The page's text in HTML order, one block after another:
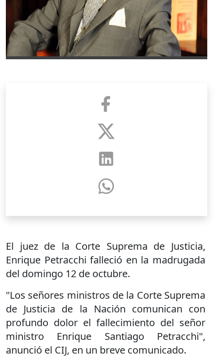
El juez de la Corte Suprema de Justicia,
Enrique Petracchi falleció en la madrugada
del domingo 12 de octubre.
"Los señores ministros de la Corte Suprema
de Justicia de la Nación comunican con
profundo dolor el fallecimiento del señor
ministro Enrique Santiago Petracchi",
anunció el CIJ, en un breve comunicado.